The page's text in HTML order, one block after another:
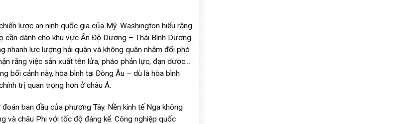
lược an ninh quốc gia của Mỹ. Washington hiểu rằng
cần dành cho khu vực Ấn Độ Dương – Thái Bình Dương.
nhanh lực lượng hải quân và không quân nhằm đối phó
rằng việc sản xuất tên lửa, pháo phản lực, đạn dược…
bối cảnh này, hòa bình tại Đông Âu – dù là hòa bình
trị quan trọng hơn ở châu Á.
ban đầu của phương Tây. Nền kinh tế Nga không
và châu Phi với tốc độ đáng kể. Công nghiệp quốc